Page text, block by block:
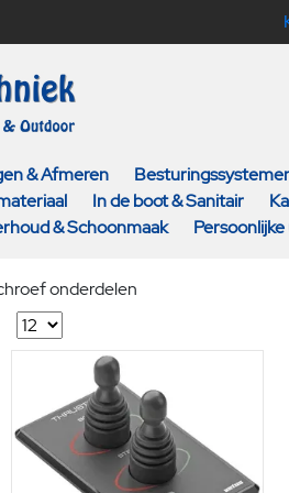
& Afmeren
In de boot & Sanitair
& Schoonmaak
onderdelen